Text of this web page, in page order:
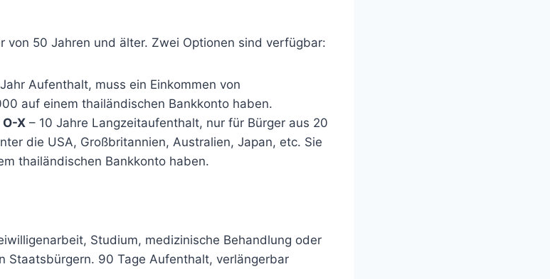
von 50 Jahren und älter. Zwei Optionen sind verfügbar:
Aufenthalt, muss ein Einkommen von
auf einem thailändischen Bankkonto haben.
X – 10 Jahre Langzeitaufenthalt, nur für Bürger aus 20
die USA, Großbritannien, Australien, Japan, etc. Sie
thailändischen Bankkonto haben.
Studium, medizinische Behandlung oder
Staatsbürgern. 90 Tage Aufenthalt, verlängerbar